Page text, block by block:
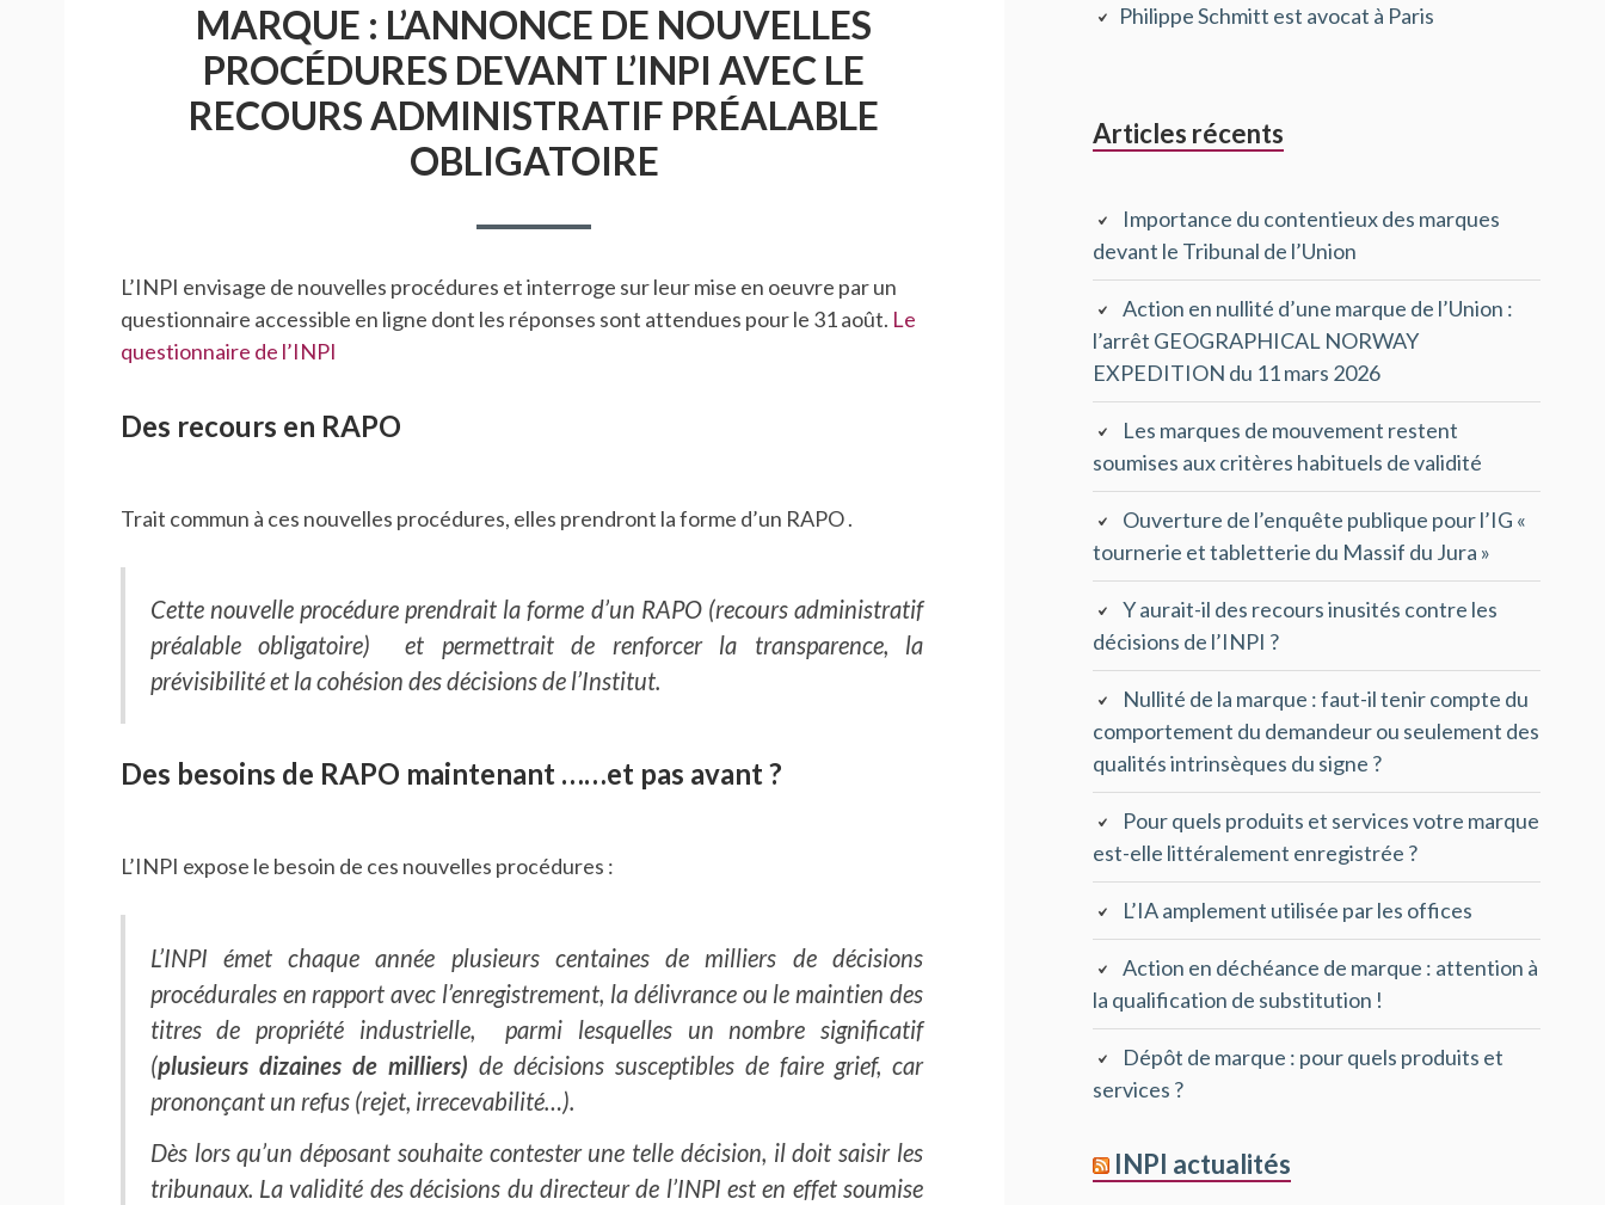
MARQUE : L’ANNONCE DE NOUVELLES
PROCÉDURES DEVANT L’INPI AVEC LE
RECOURS ADMINISTRATIF PRÉALABLE
OBLIGATOIRE
L’INPI envisage de nouvelles procédures et interroge sur leur mise en oeuvre par un
questionnaire accessible en ligne dont les réponses sont attendues pour le 31 août. Le
questionnaire de l’INPI
Des recours en RAPO
Trait commun à ces nouvelles procédures, elles prendront la forme d’un RAPO .
Cette nouvelle procédure prendrait la forme d’un RAPO (recours administratif
préalable obligatoire) et permettrait de renforcer la transparence, la
prévisibilité et la cohésion des décisions de l’Institut.
Des besoins de RAPO maintenant ……et pas avant ?
L’INPI expose le besoin de ces nouvelles procédures :
L’INPI émet chaque année plusieurs centaines de milliers de décisions
procédurales en rapport avec l’enregistrement, la délivrance ou le maintien des
titres de propriété industrielle, parmi lesquelles un nombre significatif
(plusieurs dizaines de milliers) de décisions susceptibles de faire grief, car
prononçant un refus (rejet, irrecevabilité…).
Dès lors qu’un déposant souhaite contester une telle décision, il doit saisir les
tribunaux. La validité des décisions du directeur de l’INPI est en effet soumise
principale
Philippe Schmitt est avocat à Paris
Articles récents
Importance du contentieux des marques
devant le Tribunal de l’Union
Action en nullité d’une marque de l’Union :
l’arrêt GEOGRAPHICAL NORWAY
EXPEDITION du 11 mars 2026
Les marques de mouvement restent
soumises aux critères habituels de validité
Ouverture de l’enquête publique pour l’IG «
tournerie et tabletterie du Massif du Jura »
Y aurait-il des recours inusités contre les
décisions de l’INPI ?
Nullité de la marque : faut-il tenir compte du
comportement du demandeur ou seulement des
qualités intrinsèques du signe ?
Pour quels produits et services votre marque
est-elle littéralement enregistrée ?
L’IA amplement utilisée par les offices
Action en déchéance de marque : attention à
la qualification de substitution !
Dépôt de marque : pour quels produits et
services ?
INPI actualités